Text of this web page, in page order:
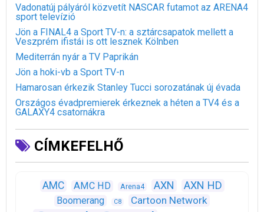
Vadonatúj pályáról közvetít NASCAR futamot az ARENA4
sport televízió
Jön a FINAL4 a Sport TV-n: a sztárcsapatok mellett a
Veszprém ifistái is ott lesznek Kölnben
Mediterrán nyár a TV Paprikán
Jön a hoki-vb a Sport TV-n
Hamarosan érkezik Stanley Tucci sorozatának új évada
Országos évadpremierek érkeznek a héten a TV4 és a
GALAXY4 csatornákra
CÍMKEFELHŐ
AMC AMC HD Arena4 AXN AXN HD
Boomerang C8 Cartoon Network